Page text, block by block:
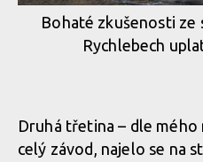
Bohaté zkušenosti ze
Rychlebech
Druhá třetina – dle
celý závod, najelo se na